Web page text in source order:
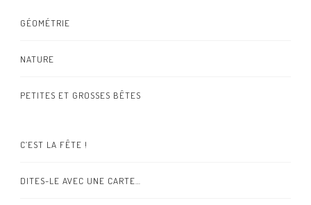
GÉOMÉTRIE
NATURE
PETITES ET GROSSES BÊTES
C’EST LA FÊTE !
DITES-LE AVEC UNE CARTE…